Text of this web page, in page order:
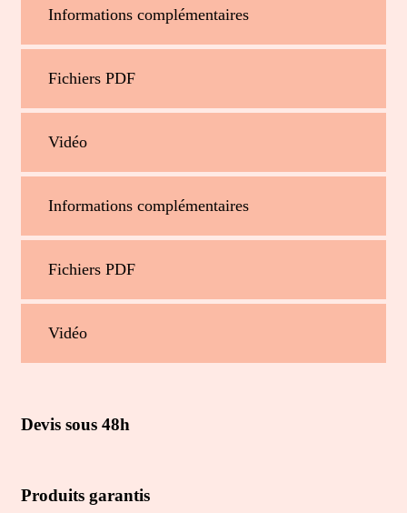
Informations complémentaires
Fichiers PDF
Vidéo
Informations complémentaires
Fichiers PDF
Vidéo
Devis sous 48h
Produits garantis